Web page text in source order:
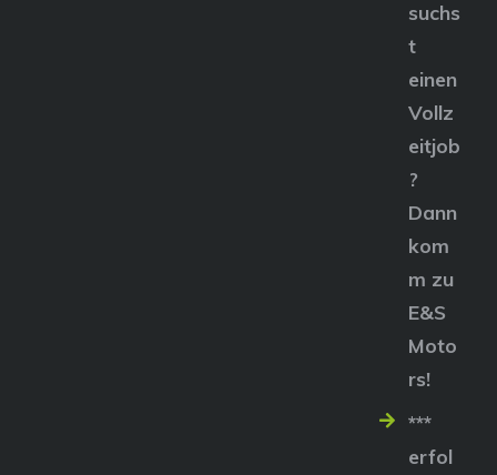
suchs
t
einen
Vollz
eitjob
?
Dann
kom
m zu
E&S
Moto
rs!
***
erfol